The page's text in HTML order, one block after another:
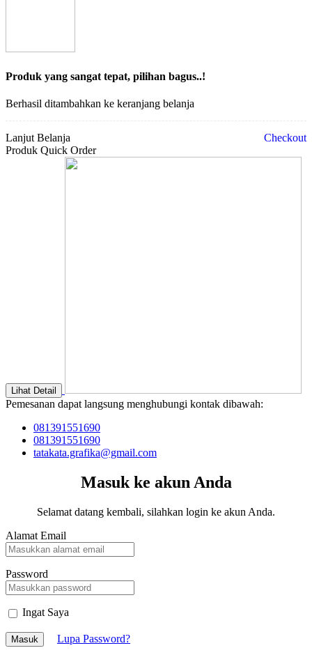
Produk yang sangat tepat, pilihan bagus..!
Berhasil ditambahkan ke keranjang belanja
Lanjut Belanja
Checkout
Produk Quick Order
Lihat Detail
Pemesanan dapat langsung menghubungi kontak dibawah:
081391551690
081391551690
tatakata.grafika@gmail.com
Masuk ke akun Anda
Selamat datang kembali, silahkan login ke akun Anda.
Alamat Email
Password
Ingat Saya
Masuk Lupa Password?